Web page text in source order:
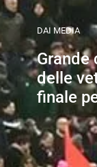
DAI MEDIA
Grande
delle
finale